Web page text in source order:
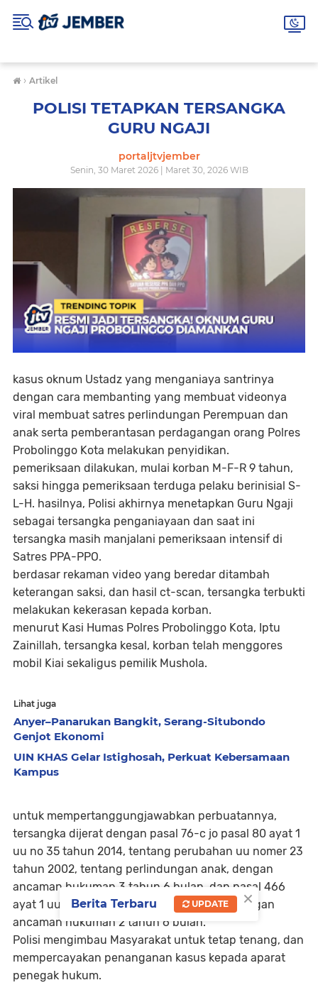
› Artikel
POLISI TETAPKAN TERSANGKA
GURU NGAJI
portaljtvjember
Senin, 30 Maret 2026 | Maret 30, 2026 WIB
kasus oknum Ustadz yang menganiaya santrinya
dengan cara membanting yang membuat videonya
viral membuat satres perlindungan Perempuan dan
anak serta pemberantasan perdagangan orang Polres
Probolinggo Kota melakukan penyidikan.
pemeriksaan dilakukan, mulai korban M-F-R 9 tahun,
saksi hingga pemeriksaan terduga pelaku berinisial S-
L-H. hasilnya, Polisi akhirnya menetapkan Guru Ngaji
sebagai tersangka penganiayaan dan saat ini
tersangka masih manjalani pemeriksaan intensif di
Satres PPA-PPO.
berdasar rekaman video yang beredar ditambah
keterangan saksi, dan hasil ct-scan, tersangka terbukti
melakukan kekerasan kepada korban.
menurut Kasi Humas Polres Probolinggo Kota, Iptu
Zainillah, tersangka kesal, korban telah menggores
mobil Kiai sekaligus pemilik Mushola.
Lihat juga
Anyer–Panarukan Bangkit, Serang-Situbondo
Genjot Ekonomi
UIN KHAS Gelar Istighosah, Perkuat Kebersamaan
Kampus
untuk mempertanggungjawabkan perbuatannya,
tersangka dijerat dengan pasal 76-c jo pasal 80 ayat 1
uu no 35 tahun 2014, tentang perubahan uu nomer 23
tahun 2002, tentang perlindungan anak, dengan
ancaman hukuman 3 tahun 6 bulan. dan pasal 466
ayat 1 uu nomer 1 tahun 2023 khup baru, dengan
ancaman hukuman 2 tahun 6 bulan.
Polisi mengimbau Masyarakat untuk tetap tenang, dan
mempercayakan penanganan kasus kepada aparat
penegak hukum.
×
Berita Terbaru UPDATE